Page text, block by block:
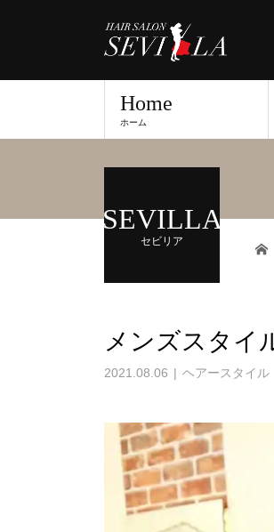
Home
ホーム
SEVILLA
セビリア
メンズスタイ
2021.08.06 ヘアースタイル